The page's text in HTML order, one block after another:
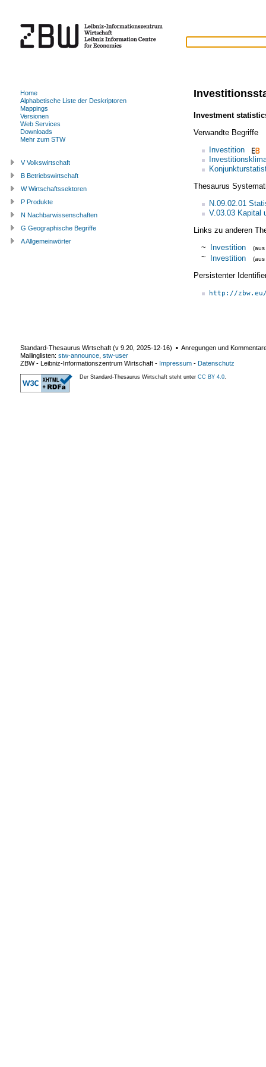
Investment
Verwandte Begriffe
Investition
Thesaurus
N.09.02.01
V.03.03 Kapital
Links zu anderen
~ Investition (aus
~ Investition (aus
Persistenter
http://
Home
Alphabetische Liste der Deskriptoren
Mappings
Versionen
Web Services
Downloads
Mehr zum STW
V Volkswirtschaft
B Betriebswirtschaft
W Wirtschaftssektoren
P Produkte
N Nachbarwissenschaften
G Geographische Begriffe
A Allgemeinwörter
Standard-Thesaurus Wirtschaft (v 9.20 2025-12-16) ▪ Anregungen und
Mailinglisten: stw-announce stw-user
ZBW - Leibniz-Informationszentrum Wirtschaft - Impressum - Datenschutz
Der Standard-Thesaurus Wirtschaft steht unter CC BY 4.0